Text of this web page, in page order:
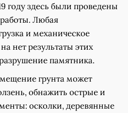
году здесь были проведены
Любая
и механическое
нет результаты этих
памятника.
грунта может
обнажить острые и
осколки, деревянные